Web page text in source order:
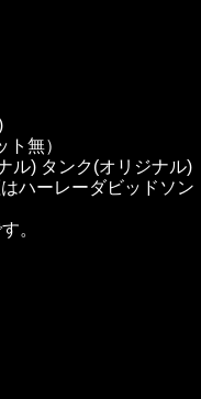
無）
ル) タンク(オリジナル)
ハーレーダビッドソン
。